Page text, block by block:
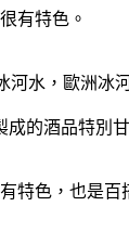
有特色。
河水，歐洲冰
成的酒品特別甘
特色，也是百